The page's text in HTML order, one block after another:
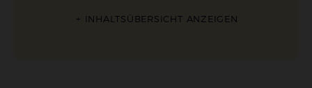
INHALTSÜBERSICHT ANZEIGEN